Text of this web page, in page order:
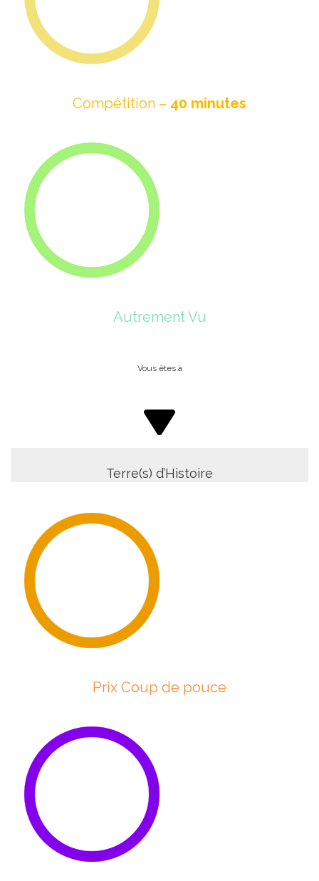
Compétition – 40 minutes
Autrement Vu
Vous êtes à
Terre(s) d’Histoire
Prix Coup de pouce